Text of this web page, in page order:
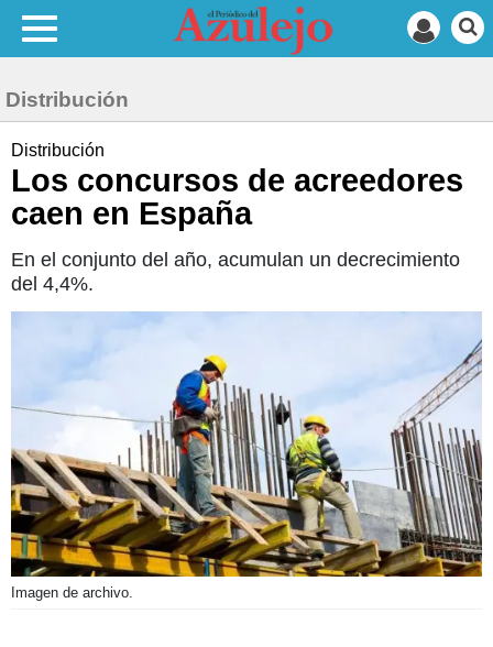
Distribución
Distribución
Los concursos de acreedores
caen en España
En el conjunto del año, acumulan un decrecimiento
del 4,4%.
Imagen de archivo.